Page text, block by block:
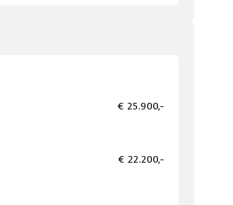
€ 25.900,-
€ 22.200,-